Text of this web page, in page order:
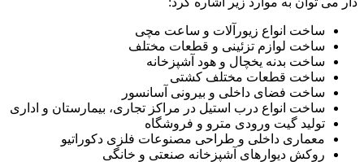
ساخت انواع زیورآلات و ساعت مچی
ساخت لوازم تزئینی و قطعات مختلف
ساخت بدنه یخچال و هود آشپزخانه
ساخت قطعات مختلف کشتی
ساخت فضای داخلی و بیرونی آسانسور
ساخت انواع درب استیل در مراکز تجاری، بیمارستان و اداری
تولید گیت ورودی مترو و فروشگاه
معماری داخلی و طراحی مصنوعات فلزی دکوراتیو
روکش دیوارهای آشپزخانه صنعتی و خانگی